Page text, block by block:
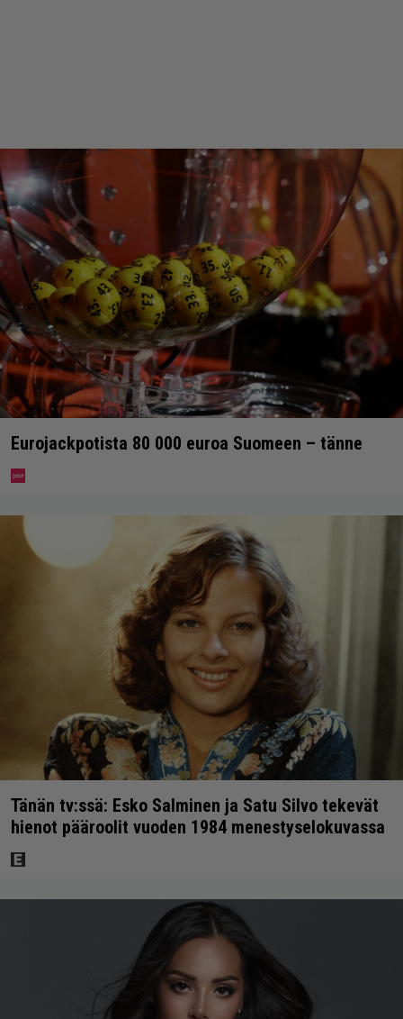
Eurojackpotista 80 000 euroa Suomeen – tänne
Tänän tv:ssä: Esko Salminen ja Satu Silvo tekevät
hienot pääroolit vuoden 1984 menestyselokuvassa